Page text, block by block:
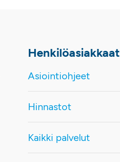
Henkilöasiakkaat
Asiointiohjeet
Hinnastot
Kaikki palvelut